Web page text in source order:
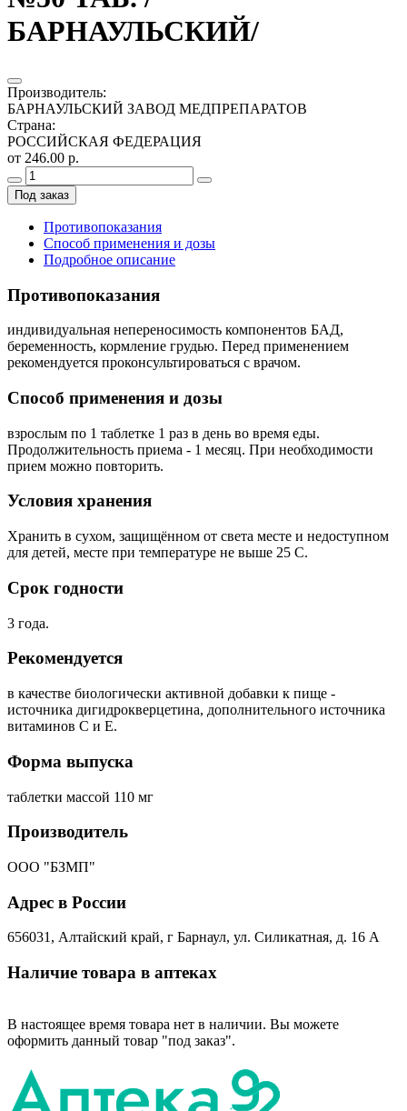
БАРНАУЛЬСКИЙ/
Производитель:
БАРНАУЛЬСКИЙ ЗАВОД МЕДПРЕПАРАТОВ
Страна:
РОССИЙСКАЯ ФЕДЕРАЦИЯ
от 246.00 р.
Под заказ
Противопоказания
Способ применения и дозы
Подробное описание
Противопоказания
индивидуальная непереносимость компонентов БАД,
беременность, кормление грудью. Перед применением
рекомендуется проконсультироваться с врачом.
Способ применения и дозы
взрослым по 1 таблетке 1 раз в день во время еды.
Продолжительность приема - 1 месяц. При необходимости
прием можно повторить.
Условия хранения
Хранить в сухом, защищённом от света месте и недоступном
для детей, месте при температуре не выше 25 С.
Срок годности
3 года.
Рекомендуется
в качестве биологически активной добавки к пище -
источника дигидрокверцетина, дополнительного источника
витаминов С и Е.
Форма выпуска
таблетки массой 110 мг
Производитель
ООО "БЗМП"
Адрес в России
656031, Алтайский край, г Барнаул, ул. Силикатная, д. 16 А
Наличие товара в аптеках
В настоящее время товара нет в наличии. Вы можете
оформить данный товар "под заказ".